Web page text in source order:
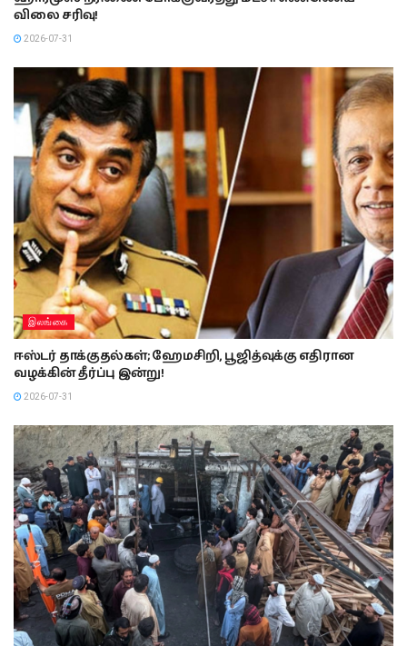
விலை சரிவு!
2026-07-31
இலங்கை
ஈஸ்டர் தாக்குதல்கள்; ஹேமசிறி, பூஜித்வுக்கு எதிரான
வழக்கின் தீர்ப்பு இன்று!
2026-07-31